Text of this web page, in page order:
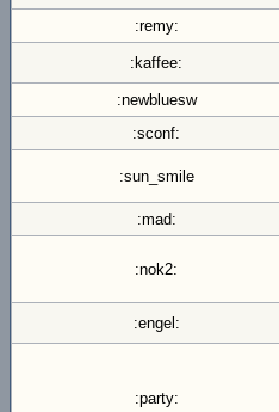
:remy:
:kaffee:
:newbluesw
:sconf:
:sun_smile
:mad:
:nok2:
:engel:
:party: